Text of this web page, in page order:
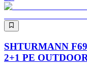
SHTURMANN
2+1 PE